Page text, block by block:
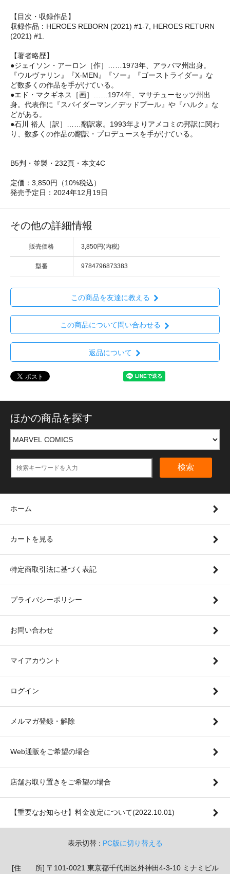
【目次・収録作品】
収録作品：HEROES REBORN (2021) #1-7, HEROES RETURN
(2021) #1.
【著者略歴】
●ジェイソン・アーロン［作］……1973年、アラバマ州出身。
『ウルヴァリン』『X-MEN』『ソー』『ゴーストライダー』な
ど数多くの作品を手がけている。
●エド・マクギネス［画］……1974年、マサチューセッツ州出
身。代表作に『スパイダーマン／デッドプール』や『ハルク』な
どがある。
●石川 裕人［訳］……翻訳家。1993年よりアメコミの邦訳に関わ
り、数多くの作品の翻訳・プロデュースを手がけている。
B5判・並製・232頁・本文4C
定価：3,850円（10%税込）
発売予定日：2024年12月19日
その他の詳細情報
販売価格 3,850円(内税)
型番 9784796873383
この商品を友達に教える
この商品について問い合わせる
返品について
ほかの商品を探す
検索
ホーム
カートを見る
特定商取引法に基づく表記
プライバシーポリシー
お問い合わせ
マイアカウント
ログイン
メルマガ登録・解除
Web通販をご希望の場合
店舗お取り置きをご希望の場合
【重要なお知らせ】料金改定について(2022.10.01)
表示切替 : PC版に切り替える
[住 所] 〒101-0021 東京都千代田区外神田4-3-10 ミナミビル